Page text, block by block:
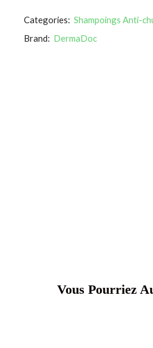
Categories: Shampoings Anti-
Brand: DermaDoc
Vous Pourriez